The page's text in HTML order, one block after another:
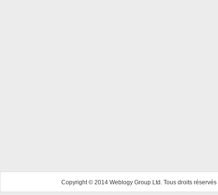
Copyright © 2014 Weblogy Group Ltd. Tous droits